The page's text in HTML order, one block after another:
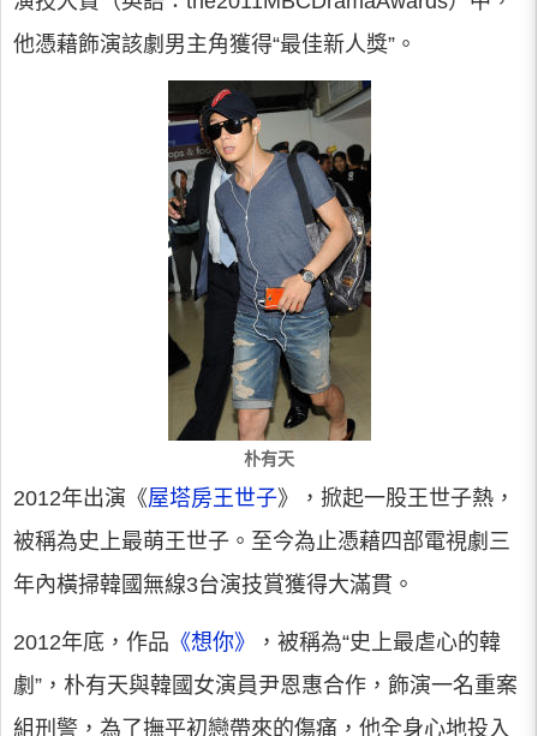
他憑藉飾演該劇男主角獲得“最佳新人獎”。
朴有天
2012年出演《屋塔房王世子》，掀起一股王世子熱，
被稱為史上最萌王世子。至今為止憑藉四部電視劇三
年內橫掃韓國無線3台演技賞獲得大滿貫。
2012年底，作品 《想你》
，被稱為“史上最虐心的韓
劇”，朴有天與韓國女演員尹恩惠合作，飾演一名重案
組刑警，為了撫平初戀帶來的傷痛，他全身心地投入